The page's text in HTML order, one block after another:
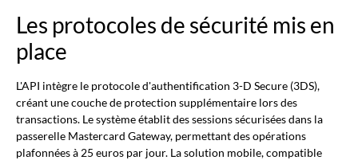
Les protocoles de sécurité mis en
place
L'API intègre le protocole d'authentification 3-D Secure (3DS),
créant une couche de protection supplémentaire lors des
transactions. Le système établit des sessions sécurisées dans la
passerelle Mastercard Gateway, permettant des opérations
plafonnées à 25 euros par jour. La solution mobile, compatible